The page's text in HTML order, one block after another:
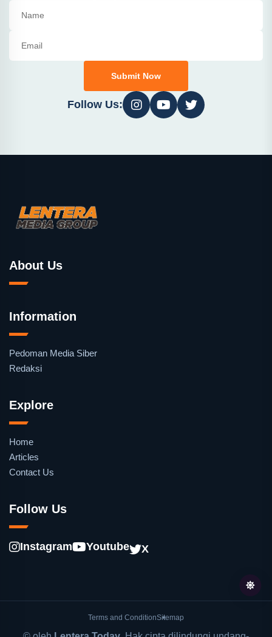
Submit Now
Follow Us:
About Us
Information
Pedoman Media Siber
Redaksi
Explore
Home
Articles
Contact Us
Follow Us
Instagram Youtube X
Terms and ConditionSitemap